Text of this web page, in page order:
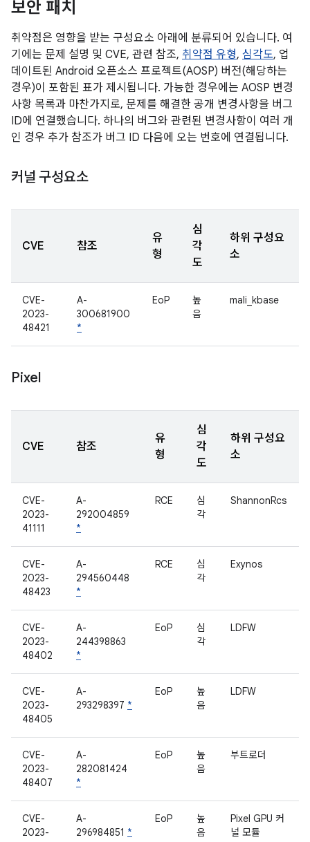
보안 패치
취약점은 영향을 받는 구성요소 아래에 분류되어 있습니다. 여
기에는 문제 설명 및 CVE, 관련 참조, 취약점 유형, 심각도, 업
데이트된 Android 오픈소스 프로젝트(AOSP) 버전(해당하는
경우)이 포함된 표가 제시됩니다. 가능한 경우에는 AOSP 변경
사항 목록과 마찬가지로, 문제를 해결한 공개 변경사항을 버그
ID에 연결했습니다. 하나의 버그와 관련된 변경사항이 여러 개
인 경우 추가 참조가 버그 ID 다음에 오는 번호에 연결됩니다.
커널 구성요소
CVE 참조
유
형
심
각
도
하위 구성요
소
CVE-
2023-
48421
A-
300681900
*
EoP
높
음
mali_kbase
Pixel
CVE 참조
유
형
심
각
도
하위 구성요
소
CVE-
2023-
41111
A-
292004859
*
RCE
심
각
ShannonRcs
CVE-
2023-
48423
A-
294560448
*
RCE
심
각
Exynos
CVE-
2023-
48402
A-
244398863
*
EoP
심
각
LDFW
CVE-
2023-
48405
A-
293298397 *
EoP
높
음
LDFW
CVE-
2023-
48407
A-
282081424
*
EoP
높
음
부트로더
CVE-
2023-
A-
296984851 *
EoP
높
음
Pixel GPU 커
널 모듈